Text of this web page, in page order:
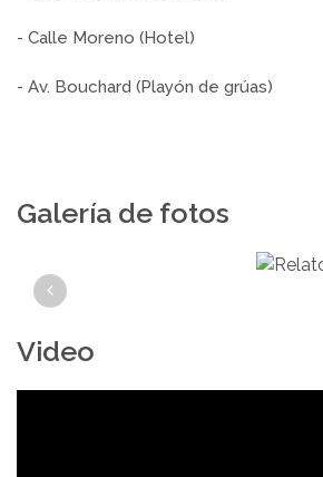
- Calle Moreno (Hotel)
- Av. Bouchard (Playón de grúas)
Galería de fotos
Video